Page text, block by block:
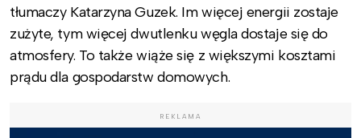
tłumaczy Katarzyna Guzek. Im więcej energii zostaje
zużyte, tym więcej dwutlenku węgla dostaje się do
atmosfery. To także wiąże się z większymi kosztami
prądu dla gospodarstw domowych.
REKLAMA